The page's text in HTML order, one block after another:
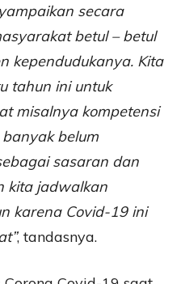
secara
betul – betul
kependudukanya. Kita
tahun ini untuk
misalnya kompetensi
belum
sasaran dan
kita jadwalkan
karena Covid-19 ini
, tandasnya.